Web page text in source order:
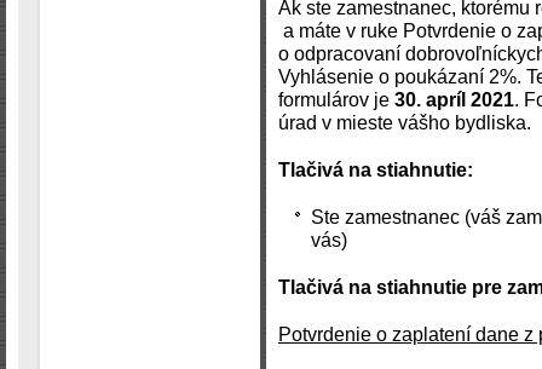
Ak ste zamestnanec, ktorému
a máte v ruke Potvrdenie o
o odpracovaní
Vyhlásenie o poukázaní 2%.
formulárov je 30. apríl 2021.
úrad v mieste vášho bydliska.
Tlačivá na stiahnutie:
Ste zamestnanec (váš
vás)
Tlačivá na stiahnutie pre
Potvrdenie o zaplatení dane